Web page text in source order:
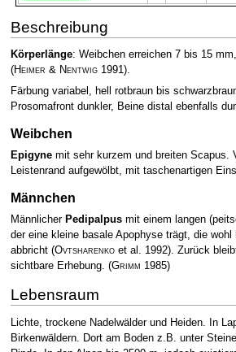
Beschreibung
Körperlänge: Weibchen erreichen 7 bis 15
(Heimer & Nentwig1991).
Färbung variabel, hell rotbraun bis
Prosomafront dunkler, Beine distal ebenfalls
Weibchen
Epigynemit sehr kurzem und breiten Scapus.
Leistenrand aufgewölbt, mit taschenartigen
Männchen
Männlicher Pedipalpusmit einem langen
der eine kleine basale Apophyse trägt, die
abbricht (Ovtsharenkoet al. 1992). Zurück
sichtbare Erhebung. (Grimm 1985)
Lebensraum
Lichte, trockene Nadelwälder und Heiden. In
Birkenwäldern. Dort am Boden z.B. unter